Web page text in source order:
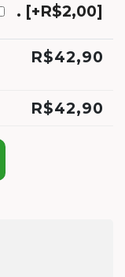
. [+R$2,00]
R$42,90
R$42,90